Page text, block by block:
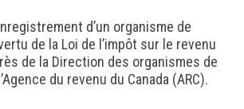
d’un organisme de
de la Loi de l’impôt sur le revenu
de la Direction des organismes de
du revenu du Canada (ARC).